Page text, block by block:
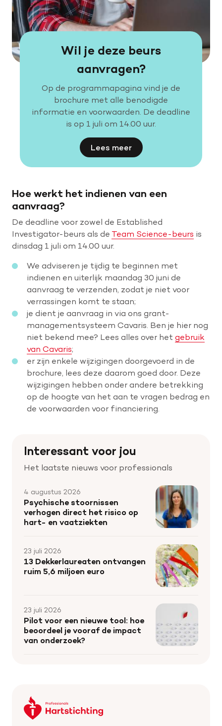
Wil je deze beurs
aanvragen?
Op de programmapagina vind je de
brochure met alle benodigde
informatie en voorwaarden. De deadline
is op 1 juli om 14.00 uur.
Lees meer
Hoe werkt het indienen van een
aanvraag?
De deadline voor zowel de Established
Investigator-beurs als de Team Science-beurs is
dinsdag 1 juli om 14.00 uur.
We adviseren je tijdig te beginnen met
indienen en uiterlijk maandag 30 juni de
aanvraag te verzenden, zodat je niet voor
verrassingen komt te staan;
je dient je aanvraag in via ons grant-
managementsysteem Cavaris. Ben je hier nog
niet bekend mee? Lees alles over het gebruik
van Cavaris;
er zijn enkele wijzigingen doorgevoerd in de
brochure, lees deze daarom goed door. Deze
wijzigingen hebben onder andere betrekking
op de hoogte van het aan te vragen bedrag en
de voorwaarden voor financiering.
Interessant voor jou
Het laatste nieuws voor professionals
4 augustus 2026
Psychische stoornissen
verhogen direct het risico op
hart- en vaatziekten
23 juli 2026
13 Dekkerlaureaten ontvangen
ruim 5,6 miljoen euro
23 juli 2026
Pilot voor een nieuwe tool: hoe
beoordeel je vooraf de impact
van onderzoek?
Keer
terug